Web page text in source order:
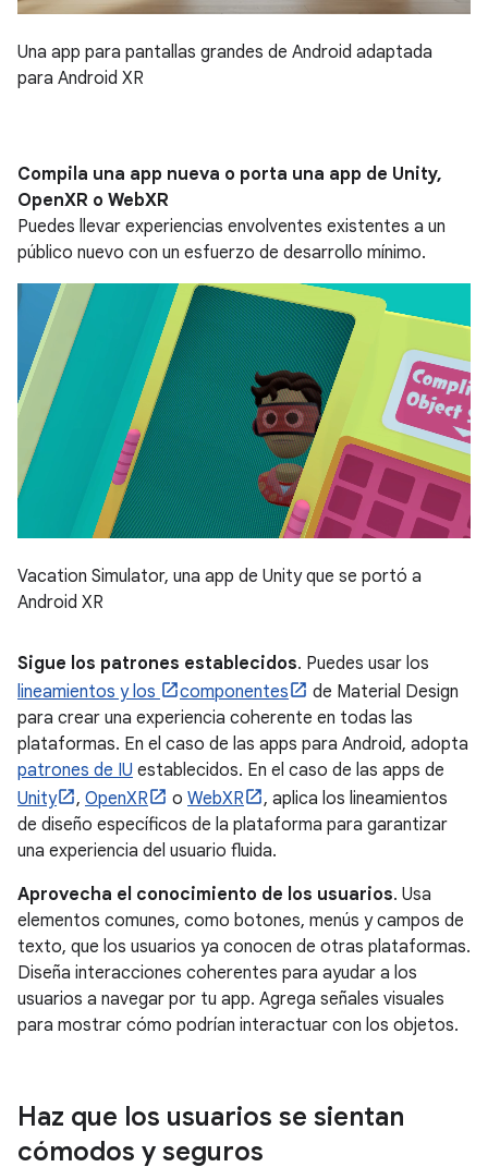
Una app para pantallas grandes de Android adaptada
para Android XR
Compila una app nueva o porta una app de Unity,
OpenXR o WebXR
Puedes llevar experiencias envolventes existentes a un
público nuevo con un esfuerzo de desarrollo mínimo.
Vacation Simulator, una app de Unity que se portó a
Android XR
Sigue los patrones establecidos. Puedes usar los
lineamientos y los
componentes
de Material Design
para crear una experiencia coherente en todas las
plataformas. En el caso de las apps para Android, adopta
patrones de IU establecidos. En el caso de las apps de
Unity
, OpenXR o WebXR
, aplica los lineamientos
de diseño específicos de la plataforma para garantizar
una experiencia del usuario fluida.
Aprovecha el conocimiento de los usuarios. Usa
elementos comunes, como botones, menús y campos de
texto, que los usuarios ya conocen de otras plataformas.
Diseña interacciones coherentes para ayudar a los
usuarios a navegar por tu app. Agrega señales visuales
para mostrar cómo podrían interactuar con los objetos.
Haz que los usuarios se sientan
cómodos y seguros